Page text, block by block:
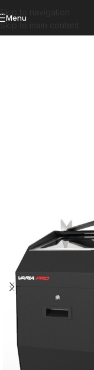
Skip to navigation
Skip to main content
Menu